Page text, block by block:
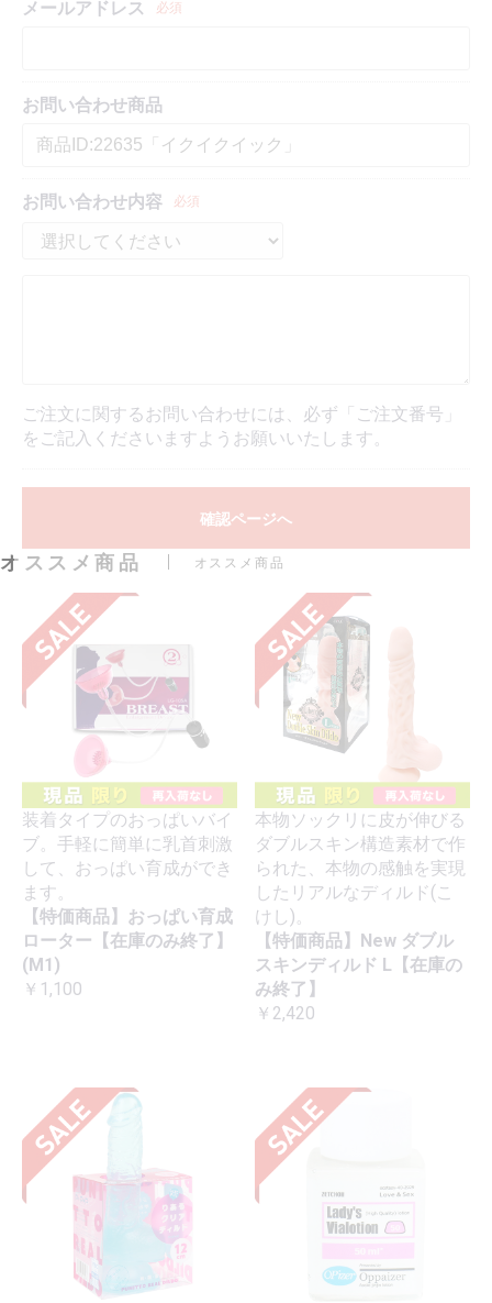
メールアドレス 必須
お問い合わせ商品
お問い合わせ内容 必須
ご注文に関するお問い合わせには、必ず「ご注文番号」
をご記入くださいますようお願いいたします。
確認ページへ
オススメ商品 オススメ商品
装着タイプのおっぱいバイ
ブ。手軽に簡単に乳首刺激
して、おっぱい育成ができ
ます。
【特価商品】おっぱい育成
ローター【在庫のみ終了】
(M1)
￥1,100
本物ソックリに皮が伸びる
ダブルスキン構造素材で作
られた、本物の感触を実現
したリアルなディルド(こ
けし)。
【特価商品】New ダブル
スキンディルド L【在庫の
み終了】
￥2,420